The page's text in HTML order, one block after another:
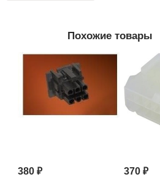
Похожие товары
380₽ 370₽